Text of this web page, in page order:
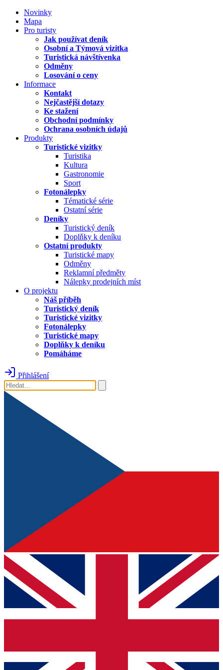
Novinky
Mapa
Pro turisty
Jak používat deník
Osobní a Týmová vizitka
Turistická návštívenka
Odměny
Losování o ceny
Informace
Kontakt
Nejčastější dotazy
Ke stažení
Obchodní podmínky
Ochrana osobních údajů
Produkty
Turistické vizitky
Turistika
Kultura
Gastronomie
Sport
Fotonálepky
Tématické série
Ostatní série
Deníky
Turistický deník
Doplňky k deníku
Ostatní produkty
Turistické mapy
Odměny
Reklamní předměty
Nálepky prodejních míst
O projektu
Náš příběh
Turistický deník
Turistické vizitky
Fotonálepky
Turistické mapy
Doplňky k deníku
Pomáháme
Přihlášení